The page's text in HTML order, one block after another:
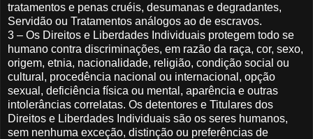
tratamentos e penas cruéis, desumanas e degradantes,
Servidão ou Tratamentos análogos ao de escravos.
3 – Os Direitos e Liberdades Individuais protegem todo se
humano contra discriminações, em razão da raça, cor, sexo,
origem, etnia, nacionalidade, religião, condição social ou
cultural, procedência nacional ou internacional, opção
sexual, deficiência física ou mental, aparência e outras
intolerâncias correlatas. Os detentores e Titulares dos
Direitos e Liberdades Individuais são os seres humanos,
sem nenhuma exceção, distinção ou preferências de